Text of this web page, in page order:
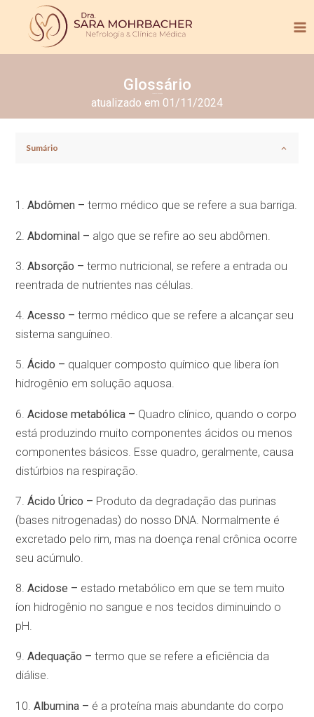
Glossário
atualizado em 01/11/2024
Sumário
1.Abdômen – termo médico que se refere a sua barriga.
2.Abdominal – algo que se refire ao seu abdômen.
3.Absorção – termo nutricional, se refere a entrada ou
reentrada de nutrientes nas células.
4.Acesso – termo médico que se refere a alcançar seu
sistema sanguíneo.
5.Ácido – qualquer composto químico que libera íon
hidrogênio em solução aquosa.
6.Acidose metabólica – Quadro clínico, quando o corpo
está produzindo muito componentes ácidos ou menos
componentes básicos. Esse quadro, geralmente, causa
distúrbios na respiração.
7.Ácido Úrico – Produto da degradação das purinas
(bases nitrogenadas) do nosso DNA. Normalmente é
excretado pelo rim, mas na doença renal crônica ocorre
seu acúmulo.
8.Acidose – estado metabólico em que se tem muito
íon hidrogênio no sangue e nos tecidos diminuindo o
pH.
9.Adequação – termo que se refere a eficiência da
diálise.
10.Albumina – é a proteína mais abundante do corpo